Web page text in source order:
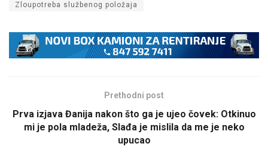
Zloupotreba službenog položaja
Prethodni post
Prva izjava Đanija nakon što ga je ujeo čovek: Otkinuo
mi je pola mladeža, Slađa je mislila da me je neko
upucao